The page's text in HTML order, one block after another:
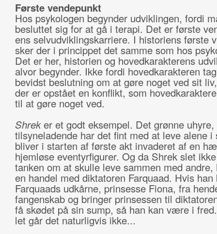
Første vendepunkt
Hos psykologen begynder udviklingen, fordi
besluttet sig for at gå i terapi. Det er første
ens selvudviklingskarriere. I historiens første
sker der i princippet det samme som hos
Det er her, historien og hovedkarakterens
alvor begynder. Ikke fordi hovedkarakteren
bevidst beslutning om at gøre noget ved sit
der er opstået en konflikt, som
til at gøre noget ved.
Shreker et godt eksempel. Det grønne uhyre,
tilsyneladende har det fint med at leve alene i
bliver i starten af første akt invaderet af en
hjemløse eventyrfigurer. Og da Shrek slet
tanken om at skulle leve sammen med andre,
en handel med diktatoren Farquaad. Hvis han
Farquaads udkårne, prinsesse Fiona, fra
fangenskab og bringer prinsessen til
få skødet på sin sump, så han kan være i
let går det naturligvis ikke...